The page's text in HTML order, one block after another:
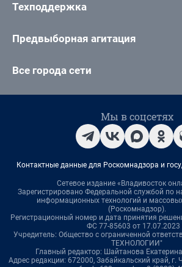
Техподдержка
Предвыборная агитация
Все города сети
Мы в соцсетях
Контактные данные для Роскомнадзора и
Сетевое издание «Владивосток
Зарегистрировано Федеральной службой по
информационных технологий и
(Роскомнадзор).
Регистрационный номер и дата принятия
ФС 77-85603 от 17.07.2023
Учредитель: Общество с ограниченной
ТЕХНОЛОГИИ"
Главный редактор: Шайтанова
Адрес редакции: 672000, Забайкальский край, г.